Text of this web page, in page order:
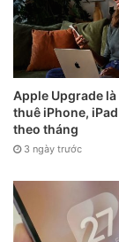
Cách tắt video
● Vào Cài đặt
● Chọn Camera
● Quay video
● Tắt HDR
Hãy chắc chắn
Apple Upgrade là
thuê iPhone,
theo tháng
3 ngày trước